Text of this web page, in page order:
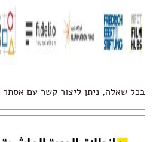
בכל שאלה, ניתן ליצור קשר עם אסתר